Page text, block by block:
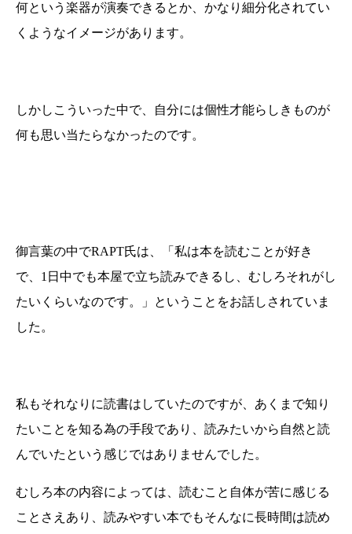
何という楽器が演奏できるとか、かなり細分化されてい
くようなイメージがあります。
しかしこういった中で、自分には個性才能らしきものが
何も思い当たらなかったのです。
御言葉の中でRAPT氏は、「私は本を読むことが好き
で、1日中でも本屋で立ち読みできるし、むしろそれがし
たいくらいなのです。」ということをお話しされていま
した。
私もそれなりに読書はしていたのですが、あくまで知り
たいことを知る為の手段であり、読みたいから自然と読
んでいたという感じではありませんでした。
むしろ本の内容によっては、読むこと自体が苦に感じる
ことさえあり、読みやすい本でもそんなに長時間は読め